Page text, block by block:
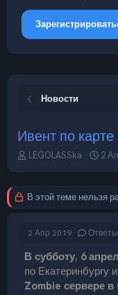
Новости
Ивент по
А
о
е
ы
LEGOLASSka
Д
ч
л
а
2
В этой теме нельзя
2 Апр 2019
В субботу, 6
по Екатеринбургу
Zombie сервере в